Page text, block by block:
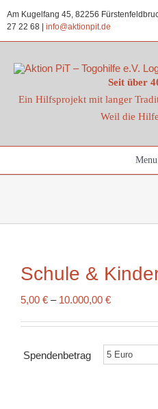
Inhalt
Am Kugelfang 45, 82256
27 22 68 | info@aktionpit.de
Seit über
Ein Hilfsprojekt mit langer
Weil die
Menu
Schule &
5,00 € – 10.000,00 €
Spendenbetrag